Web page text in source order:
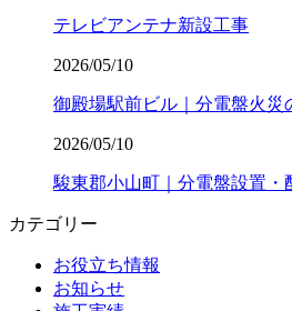
テレビアンテナ新設工事
2026/05/10
御殿場駅前ビル｜分電盤火災
2026/05/10
駿東郡小山町｜分電盤設置・
カテゴリー
お役立ち情報
お知らせ